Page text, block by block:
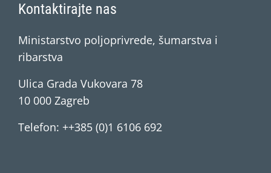
Kontaktirajte nas
Ministarstvo poljoprivrede, šumarstva i
ribarstva
Ulica Grada Vukovara 78
10 000 Zagreb
Telefon: ++385 (0)1 6106 692